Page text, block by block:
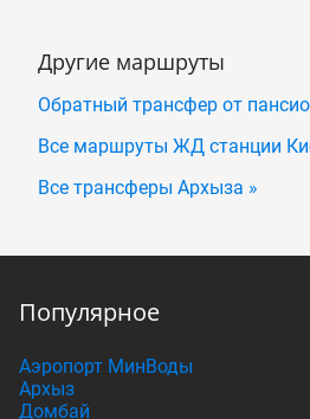
Другие маршруты
Обратный трансфер от
Все маршруты ЖД станции
Все трансферы Архыза »
Популярное
Аэропорт МинВоды
Архыз
Домбай